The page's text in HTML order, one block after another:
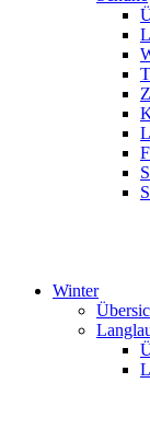
Winter